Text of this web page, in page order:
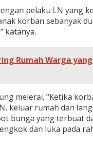
pelaku LN yang
korban sebanyak
katanya.
Rumah Warga yang
melerai. “Ketika
keluar rumah dan
bunga yang terbuat
dan luka pada